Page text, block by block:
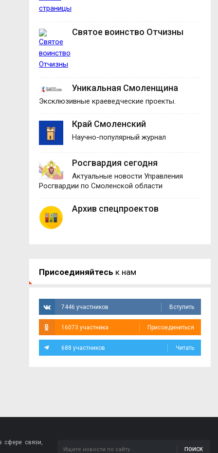
Святое воинство Отчизны
Уникальная Смоленщина
Эксклюзивные краеведческие проекты.
Край Смоленский
Научно-популярный журнал
Росгвардия сегодня
Актуальные новости Управления
Росгвардии по Смоленской области
Архив спецпроектов
Присоединяйтесь к нам
7446 участников Вступить
16073 участника Присоединиться
688 участников Читать
сфере связи,
ПОИСК